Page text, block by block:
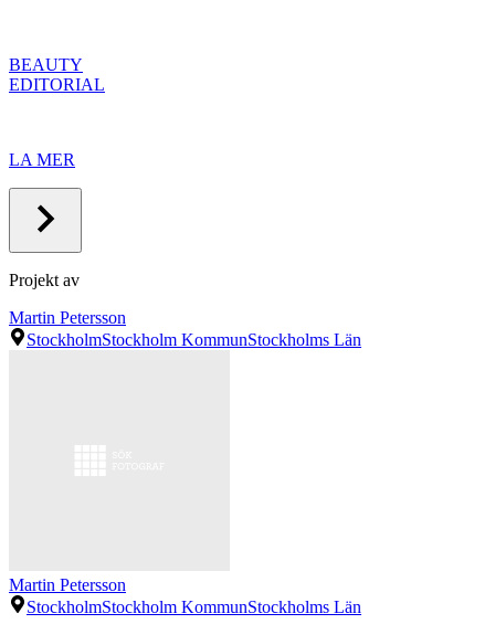
BEAUTY
EDITORIAL
LA MER
Projekt av
Martin Petersson
StockholmStockholm KommunStockholms Län
Martin Petersson
StockholmStockholm KommunStockholms Län